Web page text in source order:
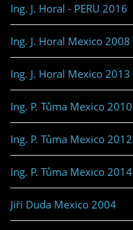
Ing. J. Horal - PERU 2016
Ing. J. Horal Mexico 2008
Ing. J. Horal Mexico 2013
Ing. P. Tůma Mexico 2010
Ing. P. Tůma Mexico 2012
Ing. P. Tůma Mexico 2014
Jiří Duda Mexico 2004